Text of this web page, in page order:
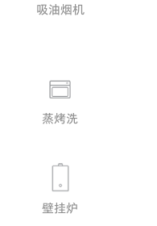
吸油烟机
蒸烤洗
壁挂炉